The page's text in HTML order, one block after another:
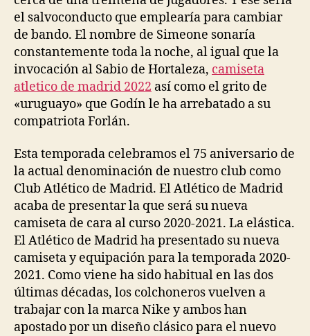
el salvoconducto que emplearía para cambiar
de bando. El nombre de Simeone sonaría
constantemente toda la noche, al igual que la
invocación al Sabio de Hortaleza, camiseta
atletico de madrid 2022 así como el grito de
«uruguayo» que Godín le ha arrebatado a su
compatriota Forlán.
Esta temporada celebramos el 75 aniversario de
la actual denominación de nuestro club como
Club Atlético de Madrid. El Atlético de Madrid
acaba de presentar la que será su nueva
camiseta de cara al curso 2020-2021. La elástica.
El Atlético de Madrid ha presentado su nueva
camiseta y equipación para la temporada 2020-
2021. Como viene ha sido habitual en las dos
últimas décadas, los colchoneros vuelven a
trabajar con la marca Nike y ambos han
apostado por un diseño clásico para el nuevo